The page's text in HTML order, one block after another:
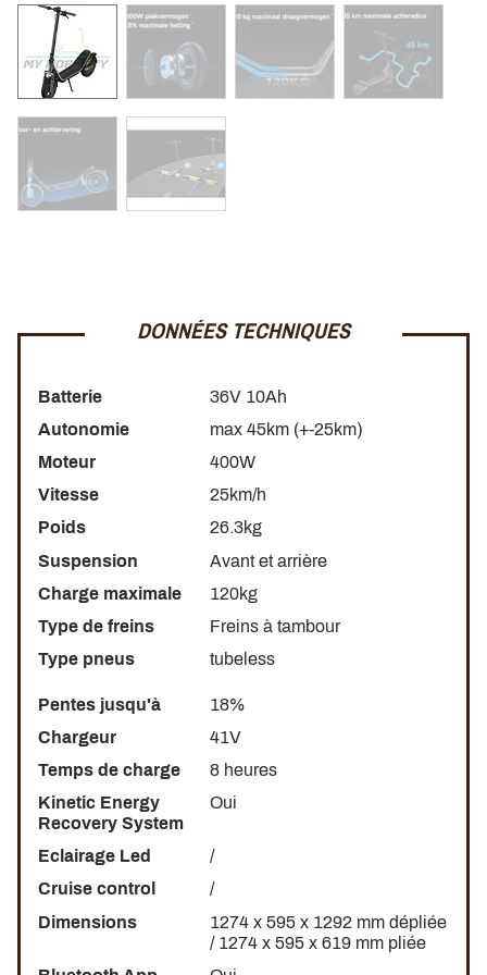
Charge maximale 120 kg
Système de freinage sécurisé
La Xiaomi 6 est le choix idéal pour ceux qui recherchent
une trottinette fiable, confortable et performante pour leurs
déplacements urbains.
DONNÉES TECHNIQUES
Batterie
36V 10Ah
Autonomie
max 45km (+-25km)
Moteur
400W
Vitesse
25km/h
Poids
26.3kg
Suspension
Avant et arrière
Charge maximale
120kg
Type de freins
Freins à tambour
Type pneus
tubeless
Pentes jusqu'à
18%
Chargeur
41V
Temps de charge
8 heures
Kinetic Energy
Recovery System
Oui
Eclairage Led
/
Cruise control
/
Dimensions
1274 x 595 x 1292 mm dépliée
/ 1274 x 595 x 619 mm pliée